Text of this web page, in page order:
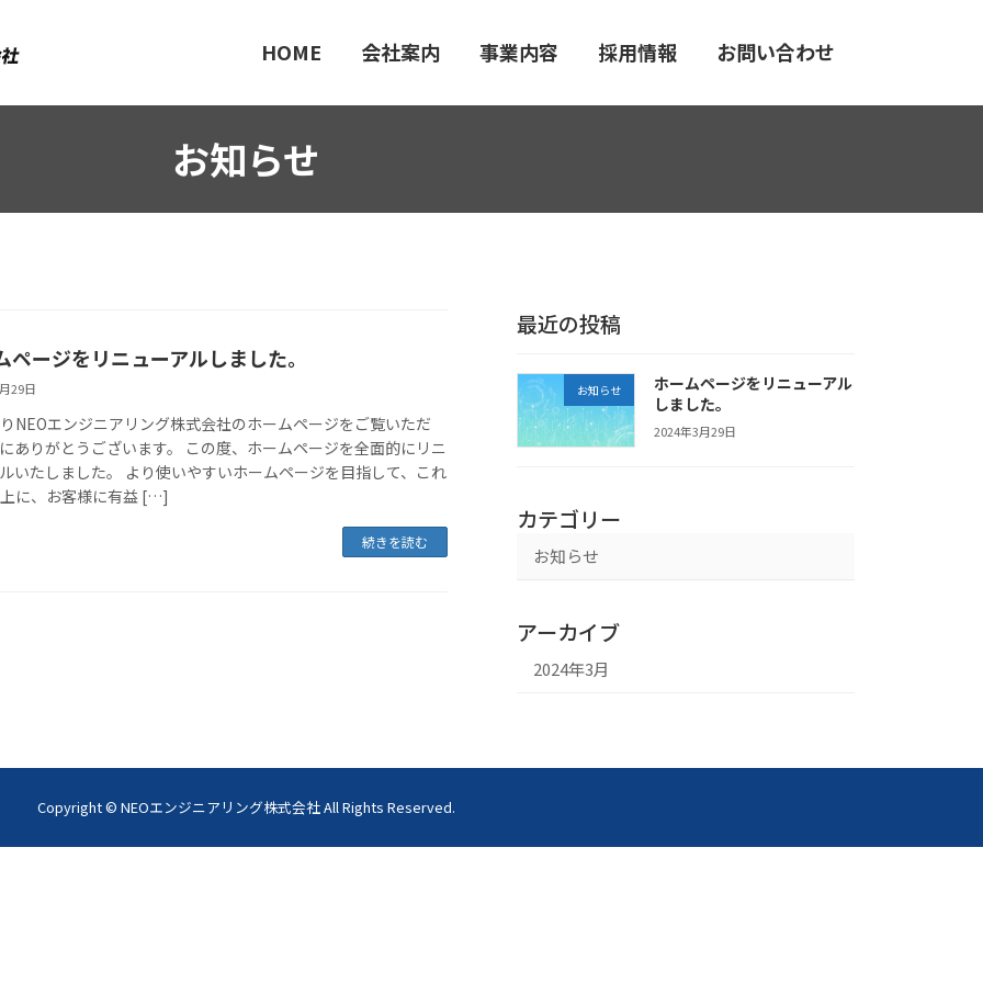
HOME 会社案内 事業内容 採用情報 お問い合わせ
お知らせ
ページをリニューアルしました。
29日
NEOエンジニアリング株式会社のホームページをご覧いただ
ありがとうございます。 この度、ホームページを全面的にリニ
いたしました。 より使いやすいホームページを目指して、これ
に、お客様に有益 […]
続きを読む
最近の投稿
お知らせ
ホームページをリニューアル
しました。
2024年3月29日
カテゴリー
お知らせ
アーカイブ
2024年3月
Copyright © NEOエンジニアリング株式会社 All Rights Reserved.